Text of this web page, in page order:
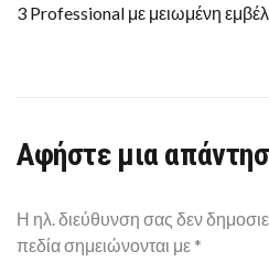
3 Professional με μειωμένη
Αφήστε μια
Η ηλ. διεύθυνση σας δεν
πεδία σημειώνονται με *